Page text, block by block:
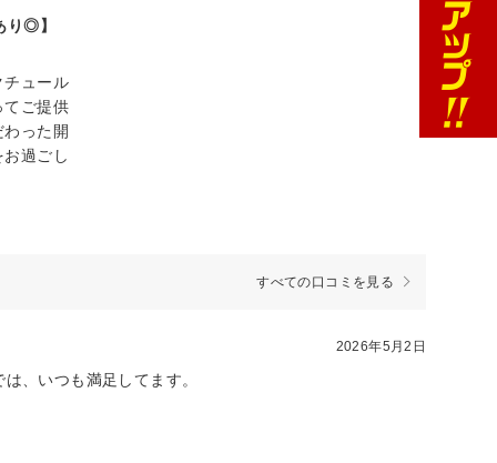
り◎】
チュール
てご提供
った開
過ごし
すべての口コミを見る
2026年5月2日
、いつも満足してます。